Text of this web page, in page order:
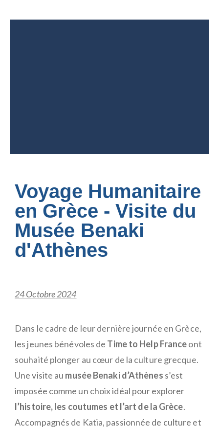
Voyage Humanitaire
en Grèce - Visite du
Musée Benaki
d'Athènes
24 Octobre 2024
Dans le cadre de leur dernière journée en Grèce,
les jeunes bénévoles de Time to Help Franceont
souhaité plonger au cœur de la culture grecque.
Une visite au musée Benaki d’Athènes s’est
imposée comme un choix idéal pour explorer
l’histoire, les coutumes et l’art de la Grèce.
Accompagnés de Katia, passionnée de culture et